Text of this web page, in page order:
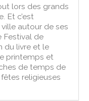
lors des grands
Et c’est
autour de ses
Festival de
du livre et le
printemps et
de temps de
religieuses